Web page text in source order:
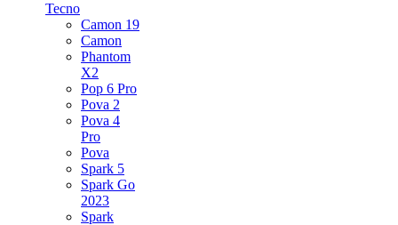
Tecno
Camon 19
Camon
Phantom
X2
Pop 6 Pro
Pova 2
Pova 4
Pro
Pova
Spark 5
Spark Go
2023
Spark